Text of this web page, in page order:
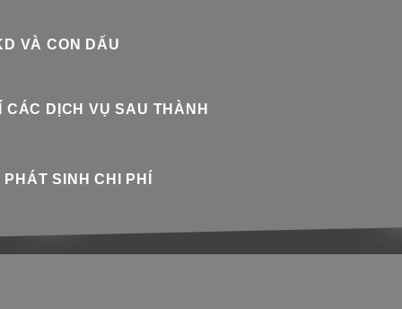
VÀ CON DẤU
CÁC DỊCH VỤ SAU THÀNH
SINH CHI PHÍ